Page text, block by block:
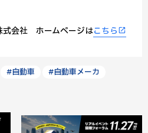
式会社 ホームページはこちら
#自動車
#自動車メーカ